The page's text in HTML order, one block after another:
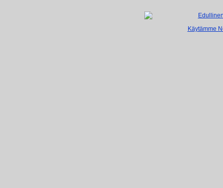
Käytämme